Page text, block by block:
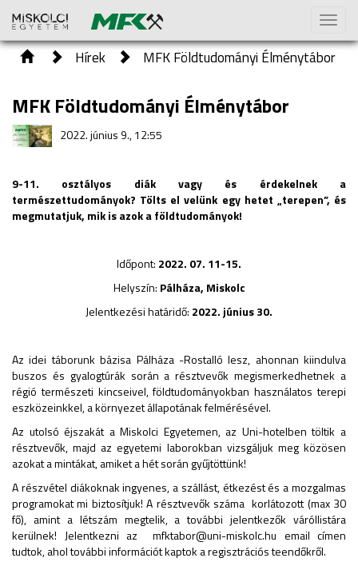
Toggle
Hírek MFK Földtudományi Élménytábor
MFK Földtudományi Élménytábor
2022. június 9., 12:55
9-11. osztályos diák vagy és érdekelnek a
természettudományok? Tölts el velünk egy hetet „terepen”, és
megmutatjuk, mik is azok a földtudományok!
Időpont: 2022. 07. 11-15.
Helyszín: Pálháza, Miskolc
Jelentkezési határidő: 2022. június 30.
Az idei táborunk bázisa Pálháza -Rostalló lesz, ahonnan kiindulva
buszos és gyalogtúrák során a résztvevők megismerkedhetnek a
régió természeti kincseivel, földtudományokban használatos terepi
eszközeinkkel, a környezet állapotának felmérésével.
Az utolsó éjszakát a Miskolci Egyetemen, az Uni-hotelben töltik a
résztvevők, majd az egyetemi laborokban vizsgáljuk meg közösen
azokat a mintákat, amiket a hét során gyűjtöttünk!
A részvétel diákoknak ingyenes, a szállást, étkezést és a mozgalmas
programokat mi biztosítjuk! A résztvevők száma korlátozott (max 30
fő), amint a létszám megtelik, a további jelentkezők váróllistára
kerülnek! Jelentkezni az mfktabor@uni-miskolc.hu email címen
tudtok, ahol további információt kaptok a regisztrációs teendőkről.